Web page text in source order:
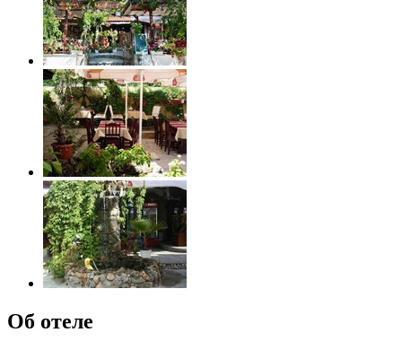
Об отеле